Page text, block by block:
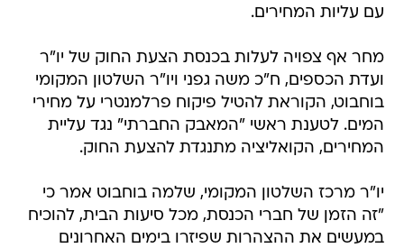
עם עליות המחירים.
מחר אף צפויה לעלות בכנסת הצעת החוק של יו"ר
ועדת הכספים, ח"כ משה גפני ויו"ר השלטון המקומי
בוחבוט, הקוראת להטיל פיקוח פרלמנטרי על מחירי
המים. לטענת ראשי "המאבק החברתי" נגד עליית
המחירים, הקואליציה מתנגדת להצעת החוק.
יו"ר מרכז השלטון המקומי, שלמה בוחבוט אמר כי
"זה הזמן של חברי הכנסת, מכל סיעות הבית, להוכיח
במעשים את ההצהרות שפיזרו בימים האחרונים